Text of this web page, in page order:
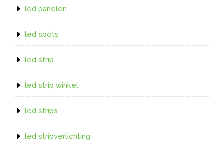
led panelen
led spots
led strip
led strip winkel
led strips
led stripverlichting